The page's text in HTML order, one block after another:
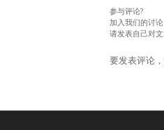
参与评论?
加入我们的讨论
请发表自己对文
要发表评论